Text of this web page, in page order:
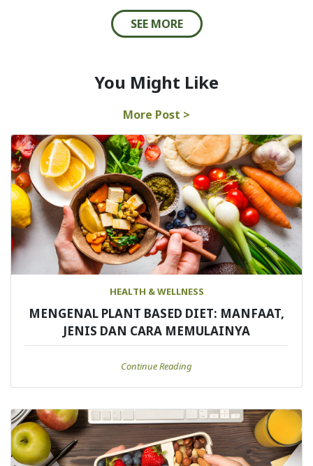
SEE MORE
You Might Like
More Post >
HEALTH & WELLNESS
MENGENAL PLANT BASED DIET: MANFAAT,
JENIS DAN CARA MEMULAINYA
Continue Reading